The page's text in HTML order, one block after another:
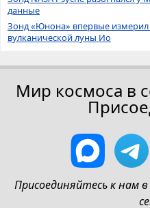
данные
Зонд «Юнона» впервые
вулканической луны Ио
Мир космоса в
Присоединяйтесь к нам